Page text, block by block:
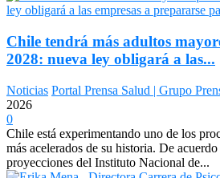
Chile tendrá más adultos
2028: nueva ley obligará a las...
Noticias Portal Prensa Salud | Grupo
2026
0
Chile está experimentando uno de los
más acelerados de su historia. De
proyecciones del Instituto Nacional de...